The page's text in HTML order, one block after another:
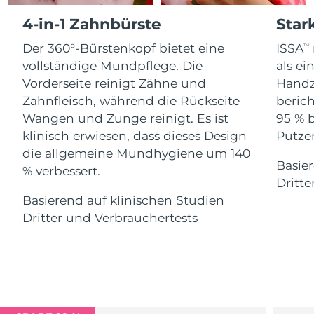
4-in-1 Zahnbürste
Der 360°-Bürstenkopf bietet eine
vollständige Mundpflege. Die
Vorderseite reinigt Zähne und
Zahnfleisch, während die Rückseite
Wangen und Zunge reinigt. Es ist
klinisch erwiesen, dass dieses Design
die allgemeine Mundhygiene um 140
% verbessert.
Basierend auf klinischen Studien
Dritter und Verbrauchertests
ISSATM
als
95 %
For healthy hair
Kosmetik
Kaufe alles
FOREO APP
ÜBER
Isle of Man 8/14/26
Israel Erwartete Lieferung 8/16/26
Italien Erwartete Lieferung 8/12/26
Japan Erwartete Lieferung
Jersey Erwartete Lieferung 8/17/26
Kasachstan
Kuwait Erwartete Lieferung